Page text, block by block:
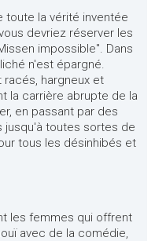
toute la vérité inventée
devriez réserver les
impossible". Dans
n'est épargné.
hargneux et
la carrière abrupte de la
en passant par des
jusqu'à toutes sortes de
tous les désinhibés et
les femmes qui offrent
avec de la comédie,